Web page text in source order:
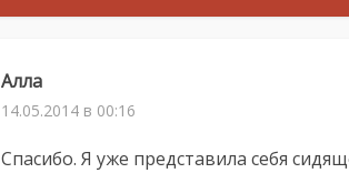
Алла
14.05.2014 в 00:16
Спасибо. Я уже представила себя